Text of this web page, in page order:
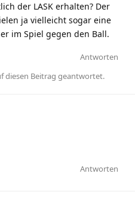
der LASK erhalten? Der
ja vielleicht sogar eine
im Spiel gegen den Ball.
Antworten
diesen Beitrag geantwortet.
Antworten